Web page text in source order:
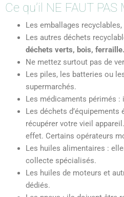
Ce qu’il NE FAUT
Les emballages
Les autres déchets
déchets verts, bois,
Ne mettez surtout pas de
Les piles, les batteries ou
supermarchés.
Les médicaments périmés :
Les déchets
récupérer votre vieil
effet. Certains opérateurs
Les huiles alimentaires :
collecte spécialisés.
Les huiles de moteurs et
dédiés.